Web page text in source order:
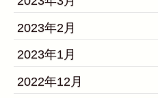
2023年2月
2023年1月
2022年12月